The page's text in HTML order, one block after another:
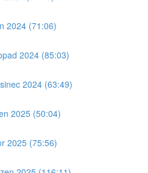
2024 (71:06)
2024 (85:03)
2024 (63:49)
2025 (50:04)
2025 (75:56)